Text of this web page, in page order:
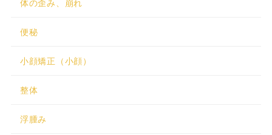
便秘
小顔矯正（小顔）
整体
浮腫み